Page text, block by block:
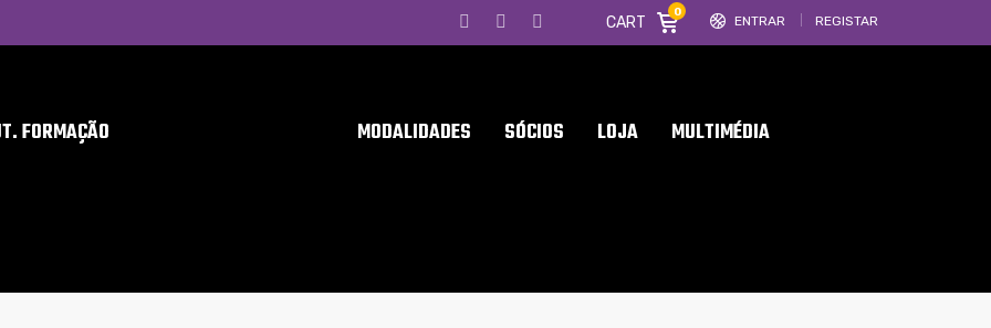
ENTRAR REGISTAR
CART
0
FORMAÇÃO MODALIDADES SÓCIOS LOJA MULTIMÉDIA